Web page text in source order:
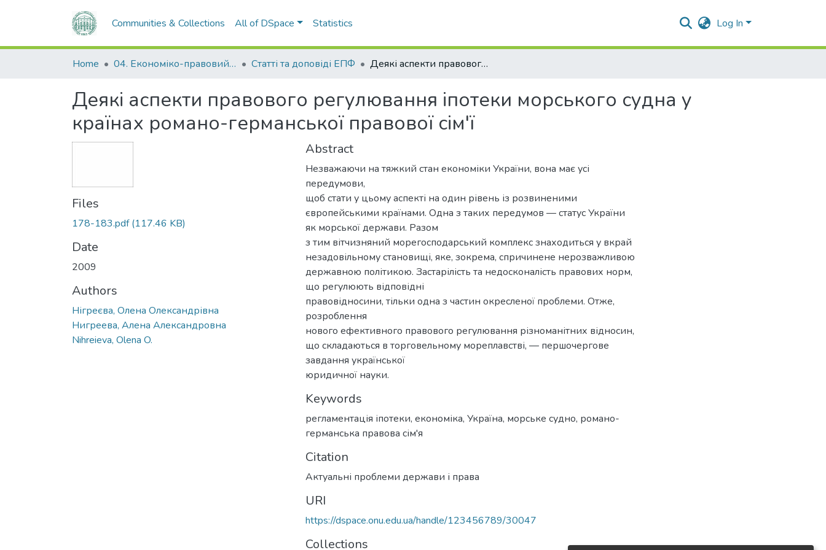
Communities & Collections All of DSpace Statistics Log In
Home 04. Економіко-правовий факультет Статті та доповіді ЕПФ Деякі аспекти правового регулювання іпотеки морського судна у країнах романо-германської правової сім'ї
Деякі аспекти правового регулювання іпотеки морського судна у
країнах романо-германської правової сім'ї
Files
178-183.pdf(117.46 KB)
Date
2009
Authors
Нігреєва, Олена Олександрівна
Нигреева, Алена Александровна
Nihreieva, Olena O.
Abstract
Незважаючи на тяжкий стан економіки України, вона має усі
передумови,
щоб стати у цьому аспекті на один рівень із розвиненими
європейськими країнами. Одна з таких передумов — статус України
як морської держави. Разом
з тим вітчизняний морегосподарський комплекс знаходиться у вкрай
незадовільному становищі, яке, зокрема, спричинене нерозважливою
державною політикою. Застарілість та недосконалість правових норм,
що регулюють відповідні
правовідносини, тільки одна з частин окресленої проблеми. Отже,
розроблення
нового ефективного правового регулювання різноманітних відносин,
що складаються в торговельному мореплавстві, — першочергове
завдання української
юридичної науки.
Keywords
регламентація іпотеки, економіка, Україна, морське судно, романо-
германська правова сім'я
Citation
Актуальні проблеми держави і права
URI
https://dspace.onu.edu.ua/handle/123456789/30047
Collections